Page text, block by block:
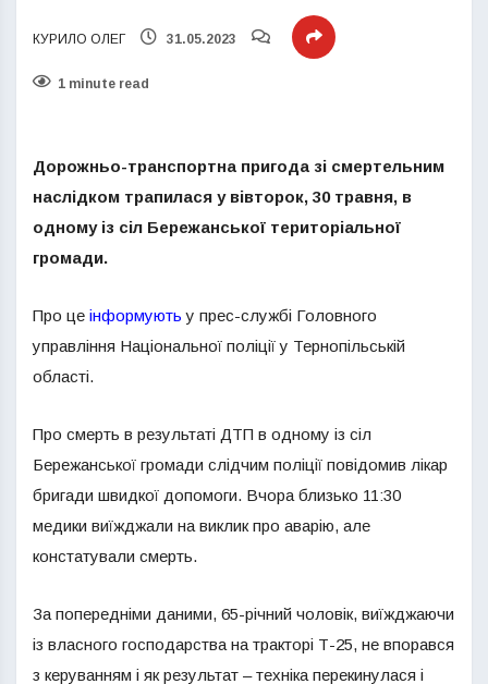
КУРИЛО ОЛЕГ 31.05.2023
1 minute read
Дорожньо-транспортна пригода зі смертельним
наслідком трапилася у вівторок, 30 травня, в
одному із сіл Бережанської територіальної
громади.
Про це інформують у прес-службі Головного
управління Національної поліції у Тернопільській
області.
Про смерть в результаті ДТП в одному із сіл
Бережанської громади слідчим поліції повідомив лікар
бригади швидкої допомоги. Вчора близько 11:30
медики виїжджали на виклик про аварію, але
констатували смерть.
За попередніми даними, 65-річний чоловік, виїжджаючи
із власного господарства на тракторі Т-25, не впорався
з керуванням і як результат – техніка перекинулася і